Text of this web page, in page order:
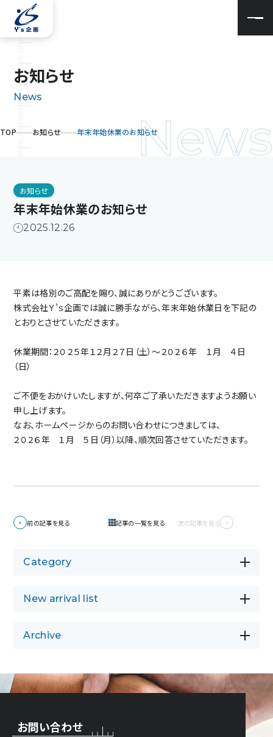
お知らせ
News
TOP お知らせ 年末年始休業のお知らせNews
お知らせ
年末年始休業のお知らせ
2025.12.26
平素は格別のご高配を賜り、誠にありがとうございます。
株式会社Ｙ’ｓ企画では誠に勝手ながら、年末年始休業日を下記の
とおりとさせていただきます。
休業期間：２０２５年１２月２７日（土）～２０２６年 １月 ４日
（日）
ご不便をおかけいたしますが、何卒ご了承いただきますようお願い
申し上げます。
なお、ホームページからのお問い合わせにつきましては、
２０２６年 １月 ５日（月）以降、順次回答させていただきます。
前の記事を見る 記事の一覧を見る 次の記事を見る
Category
New arrival list
Archive
お問い合わせ